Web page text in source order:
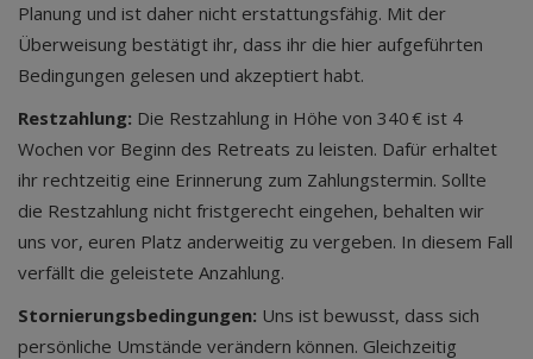
Planung und ist daher nicht erstattungsfähig. Mit der
Überweisung bestätigt ihr, dass ihr die hier aufgeführten
Bedingungen gelesen und akzeptiert habt.
Restzahlung: Die Restzahlung in Höhe von 340 € ist 4
Wochen vor Beginn des Retreats zu leisten. Dafür erhaltet
ihr rechtzeitig eine Erinnerung zum Zahlungstermin. Sollte
die Restzahlung nicht fristgerecht eingehen, behalten wir
uns vor, euren Platz anderweitig zu vergeben. In diesem Fall
verfällt die geleistete Anzahlung.
Stornierungsbedingungen: Uns ist bewusst, dass sich
persönliche Umstände verändern können. Gleichzeitig